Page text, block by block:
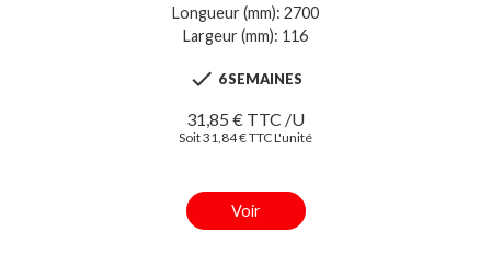
Longueur (mm): 2700
Largeur (mm): 116
 6 SEMAINES
31,85 € TTC /U
Soit 31,84 € TTC L'unité
Voir